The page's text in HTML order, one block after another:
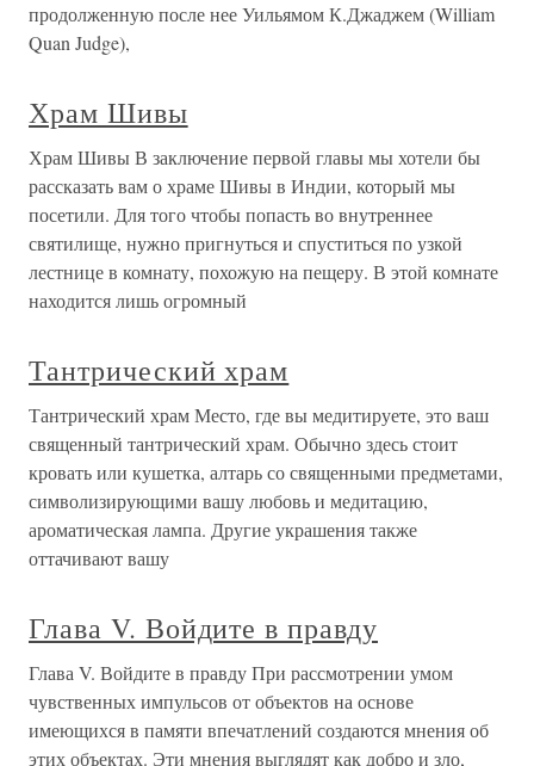
продолженную после нее Уильямом К.Джаджем (William
Quan Judge),
Храм Шивы
Храм Шивы В заключение первой главы мы хотели бы
рассказать вам о храме Шивы в Индии, который мы
посетили. Для того чтобы попасть во внутреннее
святилище, нужно пригнуться и спуститься по узкой
лестнице в комнату, похожую на пещеру. В этой комнате
находится лишь огромный
Тантрический храм
Тантрический храм Место, где вы медитируете, это ваш
священный тантрический храм. Обычно здесь стоит
кровать или кушетка, алтарь со священными предметами,
символизирующими вашу любовь и медитацию,
ароматическая лампа. Другие украшения также
оттачивают вашу
Глава V. Войдите в правду
Глава V. Войдите в правду При рассмотрении умом
чувственных импульсов от объектов на основе
имеющихся в памяти впечатлений создаются мнения об
этих объектах. Эти мнения выглядят как добро и зло,